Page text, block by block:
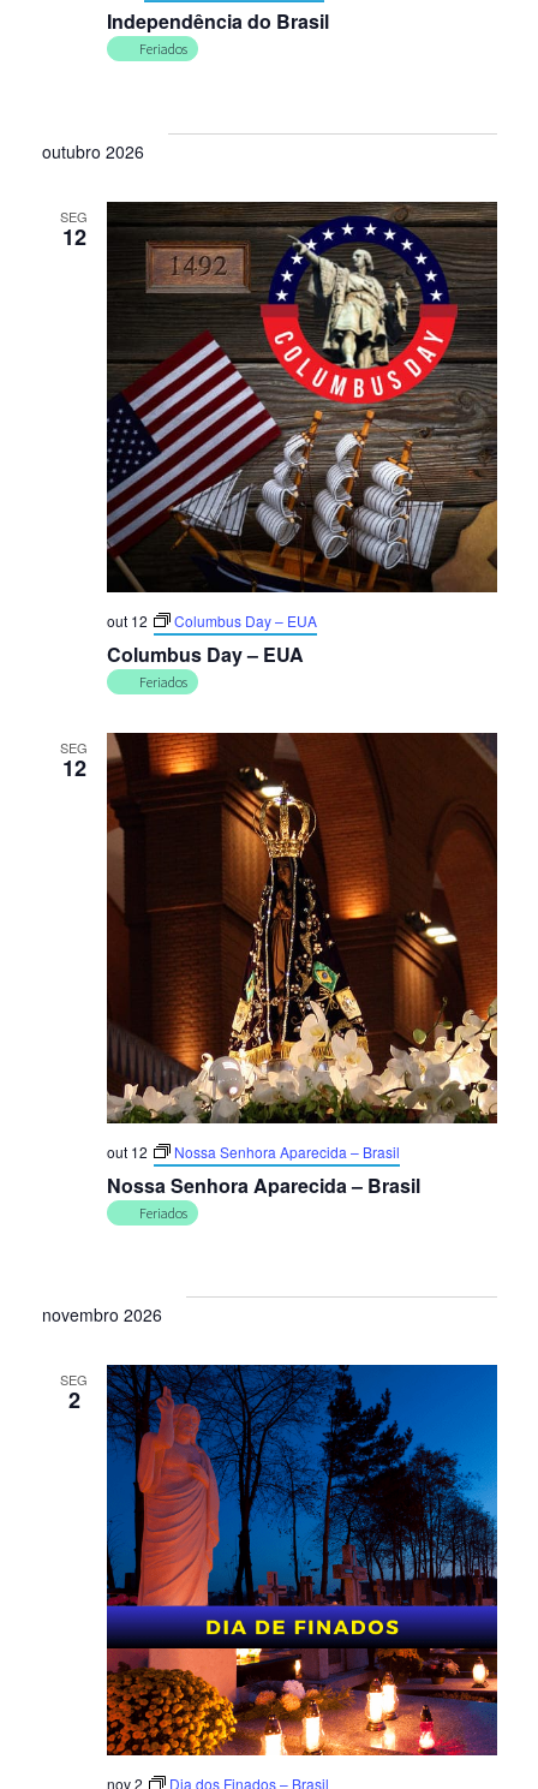
Independência do Brasil
Feriados
outubro 2026
SEG
12
Columbus Day – EUA
out 12 Columbus Day – EUA
Feriados
SEG
12
Nossa Senhora Aparecida – Brasil
out 12 Nossa Senhora Aparecida – Brasil
Feriados
novembro 2026
SEG
2
nov 2 Dia dos Finados – Brasil